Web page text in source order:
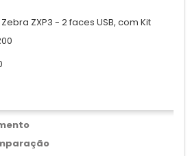
ZXP3 - 2 faces USB, com Kit